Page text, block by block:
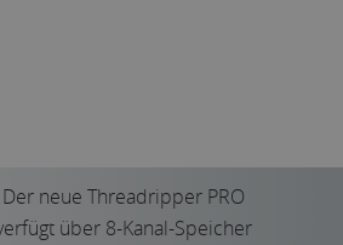
Der neue Threadripper PRO
über 8-Kanal-Speicher